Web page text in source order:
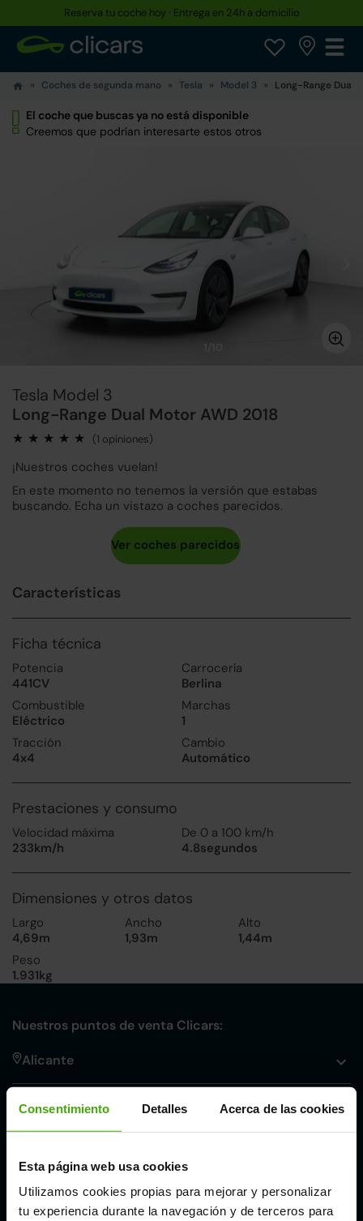
Consentimiento Detalles Acerca de las cookies
Esta página web usa cookies
Utilizamos cookies propias para mejorar y personalizar
tu experiencia durante la navegación y de terceros para
Reserva tu coche hoy · Entrega en 24h a domicilio
Coches de segunda mano Tesla Model 3 Long-Range Dual
El coche que buscas ya no está disponible
Creemos que podrían interesarte estos otros
Tesla Model 3
Long-Range Dual Motor AWD 2018
(1 opiniones)
¡Nuestros coches vuelan!
En este momento no tenemos la versión que estabas
buscando. Echa un vistazo a coches parecidos.
Características
Ficha técnica
Potencia
441CV
Carrocería
Berlina
Combustible
Eléctrico
Marchas
1
Tracción
4x4
Cambio
Automático
Prestaciones y consumo
Velocidad máxima
233km/h
De 0 a 100 km/h
4.8segundos
Dimensiones y otros datos
Largo
4,69m
Ancho
1,93m
Alto
1,44m
Peso
1.931kg
Nuestros puntos de venta Clicars:
Alicante
Córdoba
Madrid
Málaga